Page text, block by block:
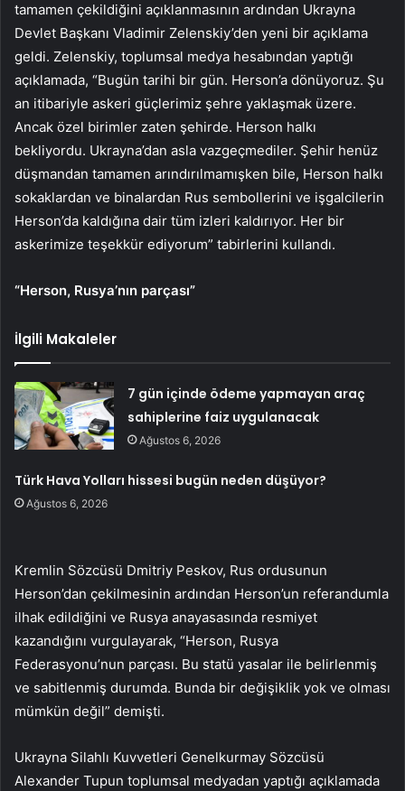
tamamen çekildiğini açıklanmasının ardından Ukrayna
Devlet Başkanı Vladimir Zelenskiy’den yeni bir açıklama
geldi. Zelenskiy, toplumsal medya hesabından yaptığı
açıklamada, “Bugün tarihi bir gün. Herson’a dönüyoruz. Şu
an itibariyle askeri güçlerimiz şehre yaklaşmak üzere.
Ancak özel birimler zaten şehirde. Herson halkı
bekliyordu. Ukrayna’dan asla vazgeçmediler. Şehir henüz
düşmandan tamamen arındırılmamışken bile, Herson halkı
sokaklardan ve binalardan Rus sembollerini ve işgalcilerin
Herson’da kaldığına dair tüm izleri kaldırıyor. Her bir
askerimize teşekkür ediyorum” tabirlerini kullandı.
“Herson, Rusya’nın parçası”
İlgili Makaleler
7 gün içinde ödeme yapmayan araç
sahiplerine faiz uygulanacak
Ağustos 6, 2026
Türk Hava Yolları hissesi bugün neden düşüyor?
Ağustos 6, 2026
Kremlin Sözcüsü Dmitriy Peskov, Rus ordusunun
Herson’dan çekilmesinin ardından Herson’un referandumla
ilhak edildiğini ve Rusya anayasasında resmiyet
kazandığını vurgulayarak, “Herson, Rusya
Federasyonu’nun parçası. Bu statü yasalar ile belirlenmiş
ve sabitlenmiş durumda. Bunda bir değişiklik yok ve olması
mümkün değil” demişti.
Ukrayna Silahlı Kuvvetleri Genelkurmay Sözcüsü
Alexander Tupun toplumsal medyadan yaptığı açıklamada